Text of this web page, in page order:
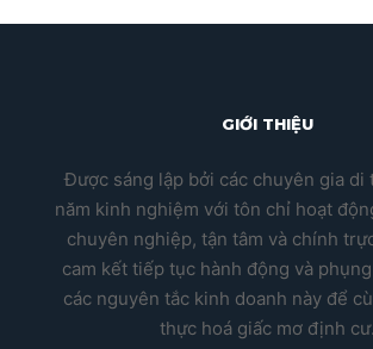
GIỚI THIỆU
Được sáng lập bởi các chuyên gia di
năm kinh nghiệm với tôn chỉ hoạt
chuyên nghiệp, tận tâm và chính
cam kết tiếp tục hành động và
các nguyên tắc kinh doanh này để
thực hoá giấc mơ định cư.